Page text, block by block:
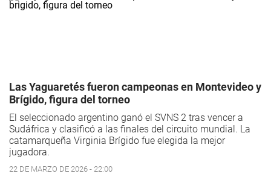
Las Yaguaretés fueron campeonas en Montevideo y
Brígido, figura del torneo
El seleccionado argentino ganó el SVNS 2 tras vencer a
Sudáfrica y clasificó a las finales del circuito mundial. La
catamarqueña Virginia Brígido fue elegida la mejor
jugadora.
22 DE MARZO DE 2026 - 22:00